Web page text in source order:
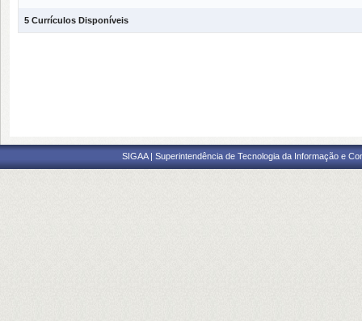
5 Currículos Disponíveis
SIGAA | Superintendência de Tecnologia da Informação e